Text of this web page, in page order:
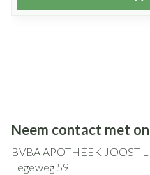
Neem contact met
BVBA APOTHEEK JOOST
Legeweg 59